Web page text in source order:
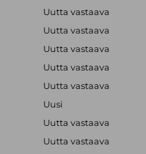
Uutta vastaava
Uutta vastaava
Uutta vastaava
Uutta vastaava
Uutta vastaava
Uusi
Uutta vastaava
Uutta vastaava